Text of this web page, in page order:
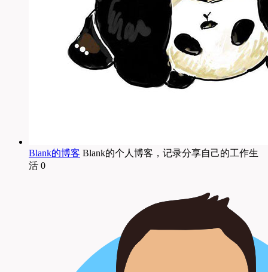
Blank的博客 Blank的个人博客，记录分享自己的工作生
活 0